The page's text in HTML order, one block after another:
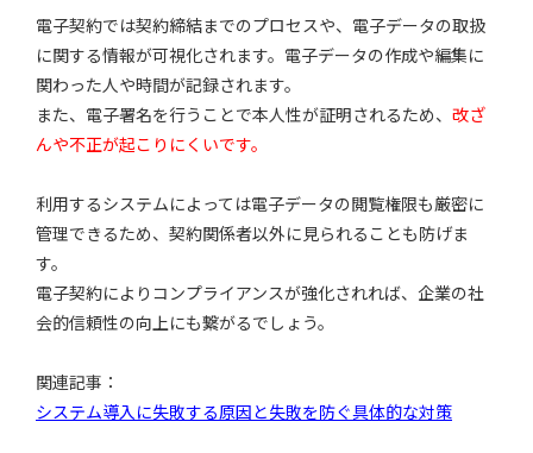
電子契約では契約締結までのプロセスや、電子データの取扱
に関する情報が可視化されます。電子データの作成や編集に
関わった人や時間が記録されます。
また、電子署名を行うことで本人性が証明されるため、 改ざ
んや不正が起こりにくいです。
利用するシステムによっては電子データの閲覧権限も厳密に
管理できるため、契約関係者以外に見られることも防げま
す。
電子契約によりコンプライアンスが強化されれば、企業の社
会的信頼性の向上にも繋がるでしょう。
関連記事：
システム導入に失敗する原因と失敗を防ぐ具体的な対策